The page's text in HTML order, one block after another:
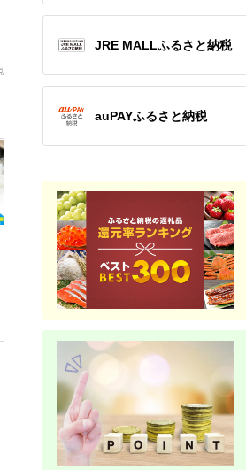
出典：ふるさとチョイ
ス
佐賀県 伊万里市
【伊万里焼】ブルーレ
ースパン皿 035-H389
5.0
出典：楽天ふるさと納
税
沖縄県 うるま市
【ふるさと納税】［沖
縄の海塩］ぬちまーす
顆粒（250g）×2袋セ
ット 【ぬちまーす】
ま市 果報バンタ
5.0
JRE MALLふるさと納税
auPAYふるさと納税